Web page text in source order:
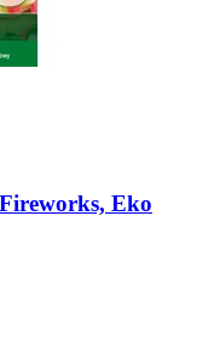
Eko